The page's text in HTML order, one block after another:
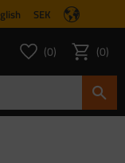
SEK
Favorites
FAVORITES
0 Basket
0